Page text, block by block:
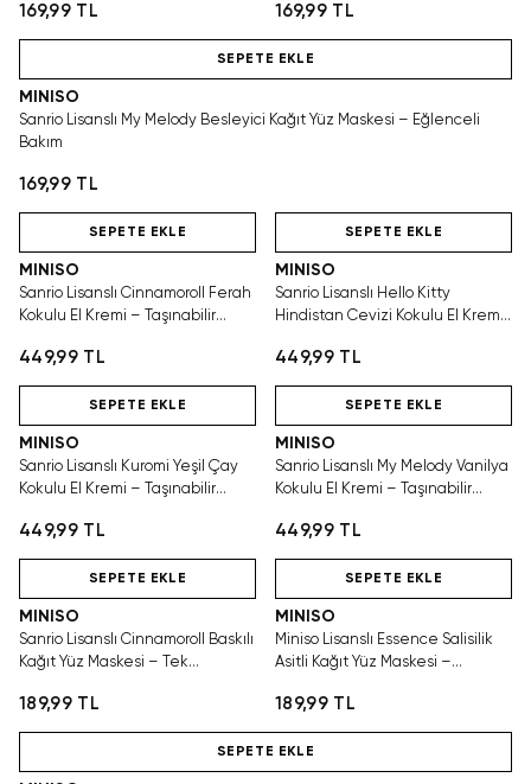
169,99 TL 169,99 TL
SEPETE EKLE
MINISO
Sanrio Lisanslı My Melody Besleyici Kağıt Yüz Maskesi – Eğlenceli
Bakım
169,99 TL
SEPETE EKLE
MINISO
Sanrio Lisanslı Cinnamoroll Ferah
Kokulu El Kremi – Taşınabilir
449,99 TL
SEPETE EKLE
MINISO
Sanrio Lisanslı Hello Kitty
Hindistan Cevizi Kokulu El Kremi
449,99 TL
SEPETE EKLE
MINISO
Sanrio Lisanslı Kuromi Yeşil Çay
Kokulu El Kremi – Taşınabilir
449,99 TL
SEPETE EKLE
MINISO
Sanrio Lisanslı My Melody Vanilya
Kokulu El Kremi – Taşınabilir
449,99 TL
SEPETE EKLE
MINISO
Sanrio Lisanslı Cinnamoroll Baskılı
Kağıt Yüz Maskesi – Tek
189,99 TL
SEPETE EKLE
MINISO
Miniso Lisanslı Essence Salisilik
Asitli Kağıt Yüz Maskesi –
189,99 TL
SEPETE EKLE